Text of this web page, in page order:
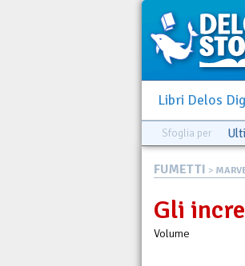
Libri Delos
Sfoglia per
FUMETTI >
Gli
Volume